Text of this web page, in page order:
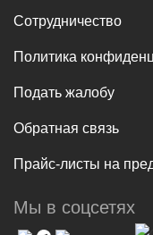
Сотрудничество
Политика
Подать жалобу
Обратная связь
Прайс-листы на
Мы в соцсетях